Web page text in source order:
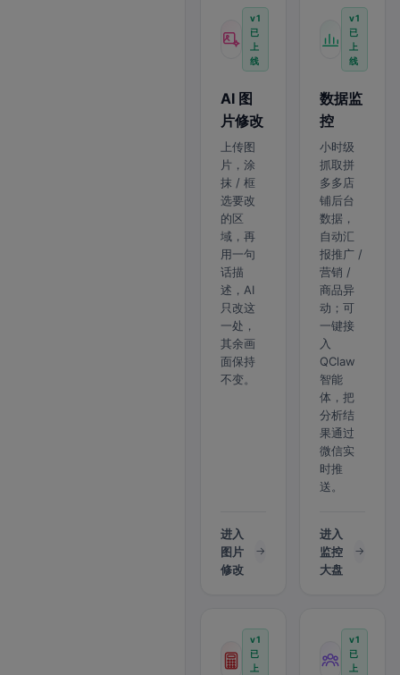
v1
已
上
线
AI 图
片修改
上传图
片，涂
抹 / 框
选要改
的区
域，再
用一句
话描
述，AI
只改这
一处，
其余画
面保持
不变。
进入
图片
修改
v1
已
上
线
数据监
控
小时级
抓取拼
多多店
铺后台
数据，
自动汇
报推广 /
营销 /
商品异
动；可
一键接
入
QClaw
智能
体，把
分析结
果通过
微信实
时推
送。
进入
监控
大盘
v1
已
上
v1
已
上